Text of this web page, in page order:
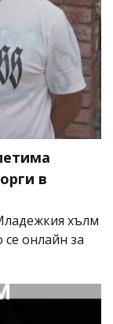
в
хълм
онлайн за